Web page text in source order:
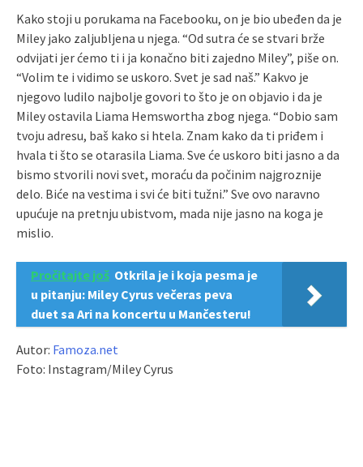
Kako stoji u porukama na Facebooku, on je bio ubeđen da je
Miley jako zaljubljena u njega. “Od sutra će se stvari brže
odvijati jer ćemo ti i ja konačno biti zajedno Miley”, piše on.
“Volim te i vidimo se uskoro. Svet je sad naš.” Kakvo je
njegovo ludilo najbolje govori to što je on objavio i da je
Miley ostavila Liama Hemswortha zbog njega. “Dobio sam
tvoju adresu, baš kako si htela. Znam kako da ti priđem i
hvala ti što se otarasila Liama. Sve će uskoro biti jasno a da
bismo stvorili novi svet, moraću da počinim najgroznije
delo. Biće na vestima i svi će biti tužni.” Sve ovo naravno
upućuje na pretnju ubistvom, mada nije jasno na koga je
mislio.
Pročitajte još Otkrila je i koja pesma je
u pitanju: Miley Cyrus večeras peva
duet sa Ari na koncertu u Mančesteru!
Autor: Famoza.net
Foto: Instagram/Miley Cyrus